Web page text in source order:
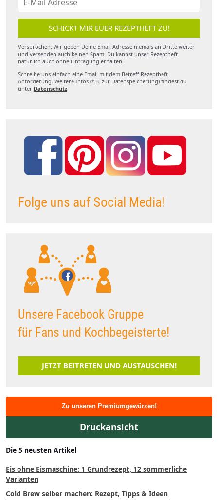
SCHICKT MIR EUER REZEPTHEFT ZU!
Versprochen: Wir geben Deine Email Adresse niemals an Dritte weiter
und versenden auch keinen Spam. Du kannst unser Rezeptheft
natürlich auch ohne Eintragung erhalten.
Schreibe uns einfach eine Email mit dem Betreff Rezeptheft
Anforderung. Weitere Infos (z.B. zur Datenspeicherung) findest du
unter Datenschutz
Folge uns auf Social Media!
Unsere Facebook Gruppe
für Fans und Kochbegeisterte!
JETZT BEITRETEN UND AUSTAUSCHEN!
Zu unseren Premiumgewürzen!
Druckansicht
Die 5 neusten Artikel
Eis ohne Eismaschine: 1 Grundrezept, 12 sommerliche
Varianten
Cold Brew selber machen: Rezept, Tipps & Ideen